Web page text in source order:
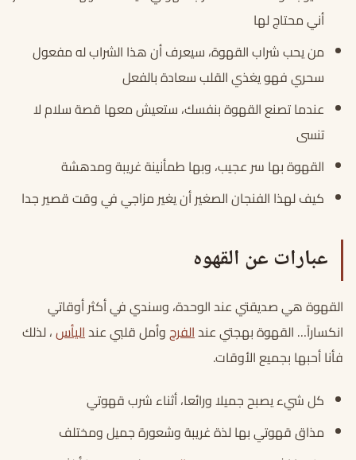
أني محتاج لها
من يحب شراب القهوة، سيعرف أن هذا الشراب له مفعول
سحري فهو يغذي القلب سعادة بالفعل
عندما تصنع القهوة بنفسك، ستعيش معها قصة سلام لا
تنسى
القهوة بها سر عجيب، وبها طمأنينة غريبة ومدهشة
كيف لهذا الفنجان الصغير أن يغير مزاجي في وقت قصير جدا
عبارات عن القهوه
القهوة هي صديقتي عند الوحدة، وسندي في أكثر أوقاتي
انكساراً… القهوة بهجتي عندالفرحوأمل قلبي عنداليأس، لذلك
فأنا أحبها بجميع الأوقات.
كل شيء يصبح جميلا ورائعا، أثناء شرب قهوتي
مذاق قهوتي بها لذة غريبة وشعورة جميل ومختلف